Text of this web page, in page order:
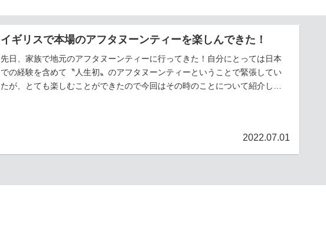
イギリスで本場のアフタヌーンティーを楽しんできた！
先日、家族で地元のアフタヌーンティーに行ってきた！自分にとっては日本
での経験を含めて〝人生初〟のアフタヌーンティーということで緊張してい
たが、とても楽しむことができたので今回はその時のことについて紹介して
2022.07.01